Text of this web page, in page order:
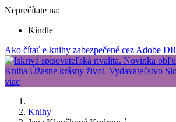
Neprečítate na:
Kindle
Ako čítať e-knihy zabezpečené cez Adobe
Knihy